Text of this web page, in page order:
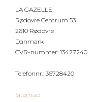
LA GAZELLE
Rødovre Centrum 53
2610 Rødovre
Danmark
CVR-nummer: 13427240
Telefonnr.: 36728420
Sitemap